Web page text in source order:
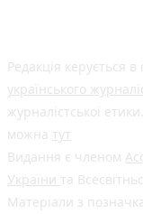
Редакція керується в
українського
журналістської
можна тут
Видання є членом
України та
Матеріали з